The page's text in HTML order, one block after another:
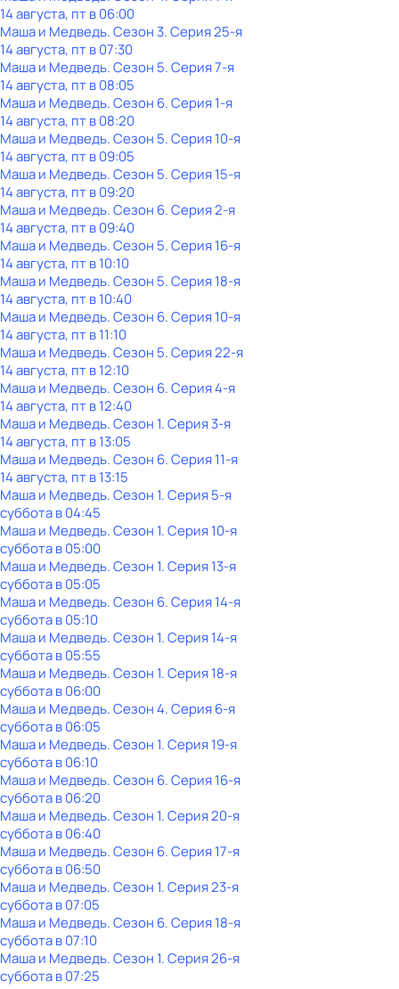
14 августа, пт в 06:00
Маша и Медведь. Сезон 3. Серия 25-я
14 августа, пт в 07:30
Маша и Медведь. Сезон 5. Серия 7-я
14 августа, пт в 08:05
Маша и Медведь. Сезон 6. Серия 1-я
14 августа, пт в 08:20
Маша и Медведь. Сезон 5. Серия 10-я
14 августа, пт в 09:05
Маша и Медведь. Сезон 5. Серия 15-я
14 августа, пт в 09:20
Маша и Медведь. Сезон 6. Серия 2-я
14 августа, пт в 09:40
Маша и Медведь. Сезон 5. Серия 16-я
14 августа, пт в 10:10
Маша и Медведь. Сезон 5. Серия 18-я
14 августа, пт в 10:40
Маша и Медведь. Сезон 6. Серия 10-я
14 августа, пт в 11:10
Маша и Медведь. Сезон 5. Серия 22-я
14 августа, пт в 12:10
Маша и Медведь. Сезон 6. Серия 4-я
14 августа, пт в 12:40
Маша и Медведь. Сезон 1. Серия 3-я
14 августа, пт в 13:05
Маша и Медведь. Сезон 6. Серия 11-я
14 августа, пт в 13:15
Маша и Медведь. Сезон 1. Серия 5-я
субботав04:45
Маша и Медведь. Сезон 1. Серия 10-я
субботав05:00
Маша и Медведь. Сезон 1. Серия 13-я
субботав05:05
Маша и Медведь. Сезон 6. Серия 14-я
субботав05:10
Маша и Медведь. Сезон 1. Серия 14-я
субботав05:55
Маша и Медведь. Сезон 1. Серия 18-я
субботав06:00
Маша и Медведь. Сезон 4. Серия 6-я
субботав06:05
Маша и Медведь. Сезон 1. Серия 19-я
субботав06:10
Маша и Медведь. Сезон 6. Серия 16-я
субботав06:20
Маша и Медведь. Сезон 1. Серия 20-я
субботав06:40
Маша и Медведь. Сезон 6. Серия 17-я
субботав06:50
Маша и Медведь. Сезон 1. Серия 23-я
субботав07:05
Маша и Медведь. Сезон 6. Серия 18-я
субботав07:10
Маша и Медведь. Сезон 1. Серия 26-я
субботав07:25